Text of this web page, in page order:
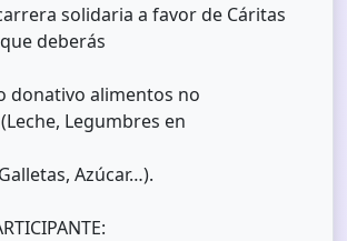
solidaria a favor de Cáritas
deberás
donativo alimentos no
Legumbres en
Azúcar…).